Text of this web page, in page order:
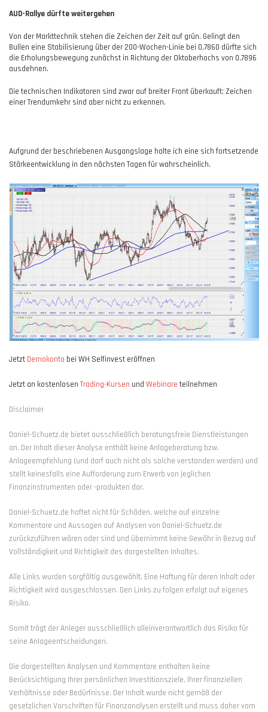
AUD-Rallye dürfte weitergehen
Von der Markttechnik stehen die Zeichen der Zeit auf grün. Gelingt den
Bullen eine Stabilisierung über der 200-Wochen-Linie bei 0,7860 dürfte sich
die Erholungsbewegung zunächst in Richtung der Oktoberhochs von 0,7896
ausdehnen.
Die technischen Indikatoren sind zwar auf breiter Front überkauft; Zeichen
einer Trendumkehr sind aber nicht zu erkennen.
Aufgrund der beschriebenen Ausgangslage halte ich eine sich fortsetzende
Stärkeentwicklung in den nächsten Tagen für wahrscheinlich.
Jetzt Demokonto bei WH Selfinvest eröffnen
Jetzt an kostenlosen Trading-Kursen und Webinare teilnehmen
Disclaimer
Daniel-Schuetz.de bietet ausschließlich beratungsfreie Dienstleistungen
an. Der Inhalt dieser Analyse enthält keine Anlageberatung bzw.
Anlageempfehlung (und darf auch nicht als solche verstanden werden) und
stellt keinesfalls eine Aufforderung zum Erwerb von jeglichen
Finanzinstrumenten oder -produkten dar.
Daniel-Schuetz.de haftet nicht für Schäden, welche auf einzelne
Kommentare und Aussagen auf Analysen von Daniel-Schuetz.de
zurückzuführen wären oder sind und übernimmt keine Gewähr in Bezug auf
Vollständigkeit und Richtigkeit des dargestellten Inhaltes.
Alle Links wurden sorgfältig ausgewählt. Eine Haftung für deren Inhalt oder
Richtigkeit wird ausgeschlossen. Den Links zu folgen erfolgt auf eigenes
Risiko.
Somit trägt der Anleger ausschließlich alleinverantwortlich das Risiko für
seine Anlageentscheidungen.
Die dargestellten Analysen und Kommentare enthalten keine
Berücksichtigung Ihrer persönlichen Investitionsziele, Ihrer finanziellen
Verhältnisse oder Bedürfnisse. Der Inhalt wurde nicht gemäß der
gesetzlichen Vorschriften für Finanzanalysen erstellt und muss daher vom